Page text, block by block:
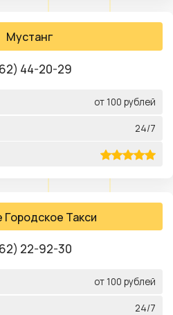
Мустанг
44-20-29
от 100 рублей
24/7
Городское Такси
22-92-30
от 100 рублей
24/7